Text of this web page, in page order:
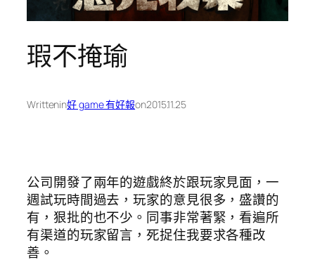
瑕不掩瑜
Writtenin好 game 有好報on2015.11.25
公司開發了兩年的遊戲終於跟玩家見面，一
週試玩時間過去，玩家的意見很多，盛讚的
有，狠批的也不少。同事非常著緊，看遍所
有渠道的玩家留言，死捉住我要求各種改
善。